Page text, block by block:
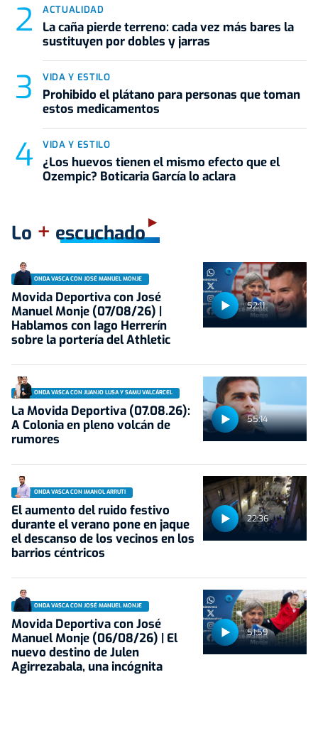
ACTUALIDAD
La caña pierde terreno: cada vez más bares la
sustituyen por dobles y jarras
VIDA Y ESTILO
Prohibido el plátano para personas que toman
estos medicamentos
VIDA Y ESTILO
¿Los huevos tienen el mismo efecto que el
Ozempic? Boticaria García lo aclara
Lo + escuchado
52:11
ONDA VASCA CON JOSÉ MANUEL MONJE
Movida Deportiva con José
Manuel Monje (07/08/26) |
Hablamos con Iago Herrerín
sobre la portería del Athletic
55:14
ONDA VASCA CON JUANJO LUSA Y SAMU VALCÁRCEL
La Movida Deportiva (07.08.26):
A Colonia en pleno volcán de
rumores
22:36
ONDA VASCA CON IMANOL ARRUTI
El aumento del ruido festivo
durante el verano pone en jaque
el descanso de los vecinos en los
barrios céntricos
51:59
ONDA VASCA CON JOSÉ MANUEL MONJE
Movida Deportiva con José
Manuel Monje (06/08/26) | El
nuevo destino de Julen
Agirrezabala, una incógnita